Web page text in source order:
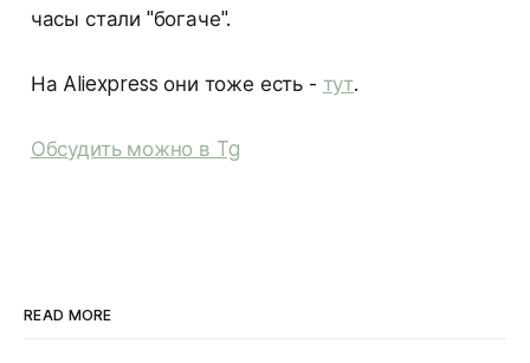
часы стали "богаче".
На Aliexpress они тоже есть - тут.
Обсудить можно в Tg
READ MORE